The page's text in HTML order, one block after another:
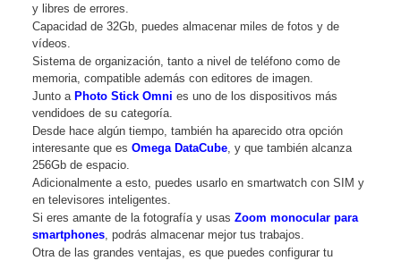
y libres de errores.
Capacidad de 32Gb, puedes almacenar miles de fotos y de
vídeos.
Sistema de organización, tanto a nivel de teléfono como de
memoria, compatible además con editores de imagen.
Junto a Photo Stick Omni es uno de los dispositivos más
vendidoes de su categoría.
Desde hace algún tiempo, también ha aparecido otra opción
interesante que es Omega DataCube, y que también alcanza
256Gb de espacio.
Adicionalmente a esto, puedes usarlo en smartwatch con SIM y
en televisores inteligentes.
Si eres amante de la fotografía y usas Zoom monocular para
smartphones, podrás almacenar mejor tus trabajos.
Otra de las grandes ventajas, es que puedes configurar tu